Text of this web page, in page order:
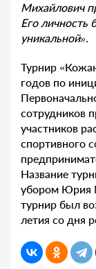
Михайлович
Его личность
уникальной».
Турнир
годов по
сотрудников
участников
спортивного
Название
убором Юрия
турнир был
летия со дня